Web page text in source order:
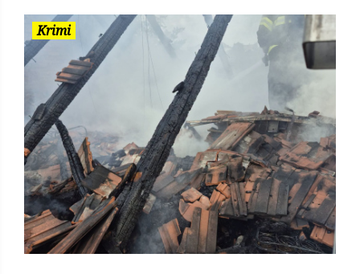
Krimi